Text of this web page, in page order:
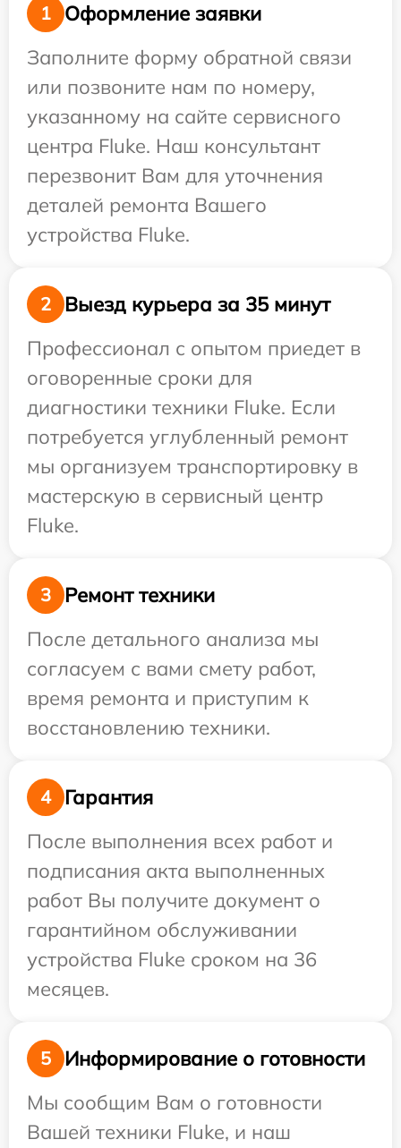
1
Оформление заявки
Заполните форму обратной связи
или позвоните нам по номеру,
указанному на сайте сервисного
центра Fluke. Наш консультант
перезвонит Вам для уточнения
деталей ремонта Вашего
устройства Fluke.
2
Выезд курьера за 35 минут
Профессионал с опытом приедет в
оговоренные сроки для
диагностики техники Fluke. Если
потребуется углубленный ремонт
мы организуем транспортировку в
мастерскую в сервисный центр
Fluke.
3
Ремонт техники
После детального анализа мы
согласуем с вами смету работ,
время ремонта и приступим к
восстановлению техники.
4
Гарантия
После выполнения всех работ и
подписания акта выполненных
работ Вы получите документ о
гарантийном обслуживании
устройства Fluke сроком на 36
месяцев.
5
Информирование о готовности
Мы сообщим Вам о готовности
Вашей техники Fluke, и наш